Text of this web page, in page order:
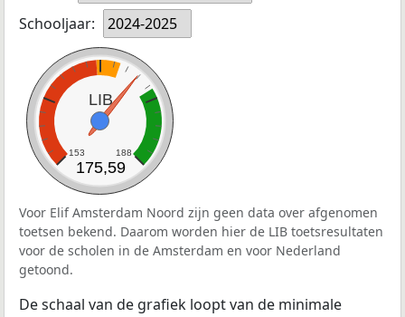
Schooljaar:
2024-2025
LIB
153 188
175,59
Voor Elif Amsterdam Noord zijn geen data over afgenomen
toetsen bekend. Daarom worden hier de LIB toetsresultaten
voor de scholen in de Amsterdam en voor Nederland
getoond.
De schaal van de grafiek loopt van de minimale